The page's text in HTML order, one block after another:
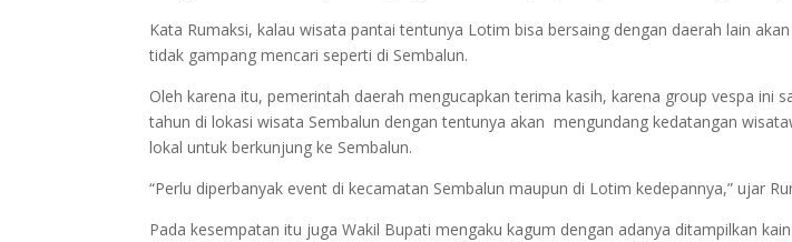
Kata Rumaksi, kalau wisata pantai tentunya Lotim bisa bersaing dengan daerah lain
tidak gampang mencari seperti di Sembalun.
Oleh karena itu, pemerintah daerah mengucapkan terima kasih, karena group vespa ini
tahun di lokasi wisata Sembalun dengan tentunya akan mengundang kedatangan
lokal untuk berkunjung ke Sembalun.
“Perlu diperbanyak event di kecamatan Sembalun maupun di Lotim kedepannya,” ujar
Pada kesempatan itu juga Wakil Bupati mengaku kagum dengan adanya ditampilkan